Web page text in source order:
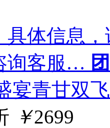
具体信息
询客服…
宴青甘双
￥2699